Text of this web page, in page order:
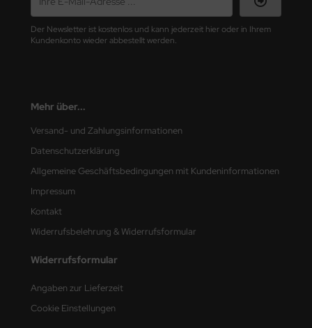
Der Newsletter ist kostenlos und kann jederzeit hier oder in Ihrem
Kundenkonto wieder abbestellt werden.
Mehr über...
Versand- und Zahlungsinformationen
Datenschutzerklärung
Allgemeine Geschäftsbedingungen mit Kundeninformationen
Impressum
Kontakt
Widerrufsbelehrung & Widerrufsformular
Widerrufsformular
Angaben zur Lieferzeit
Cookie Einstellungen
Models